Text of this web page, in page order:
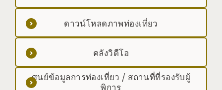
ดาวน์โหลดภาพท่องเที่ยว
คลังวิดีโอ
ศูนย์ข้อมูลการท่องเที่ยว / สถานที่ที่รองรับผู้
พิการ